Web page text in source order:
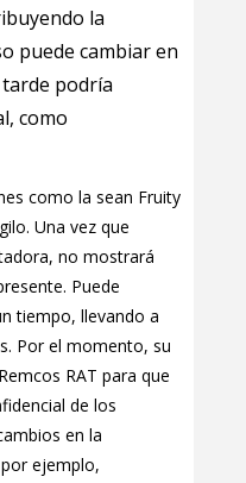
la
puede cambiar en
podría
como
como la sean Fruity
Una vez que
no mostrará
Puede
tiempo, llevando a
Por el momento, su
RAT para que
de los
en la
ejemplo,